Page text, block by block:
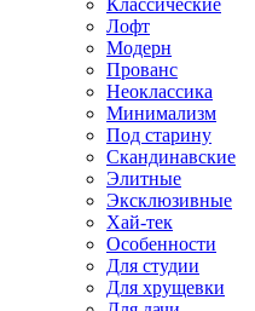
Классические
Лофт
Модерн
Прованс
Неоклассика
Минимализм
Под старину
Скандинавские
Элитные
Эксклюзивные
Хай-тек
Особенности
Для студии
Для хрущевки